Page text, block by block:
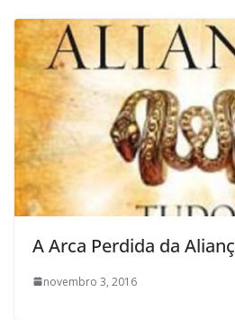
A Arca Perdida da
novembro 3, 2016